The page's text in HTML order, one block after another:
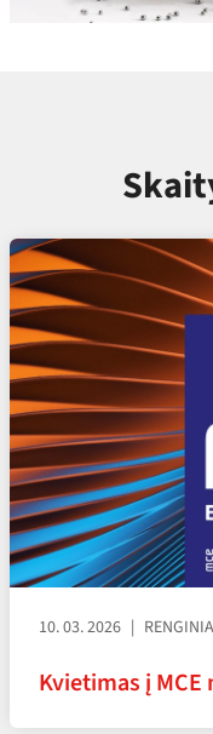
10. 03. 2026
Kvietimas į MCE